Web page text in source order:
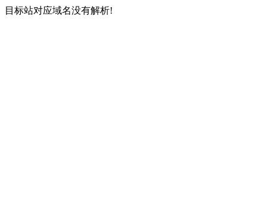
目标站对应域名没有解析!